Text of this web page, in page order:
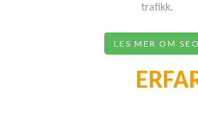
trafikk.
LES MER OM SEO